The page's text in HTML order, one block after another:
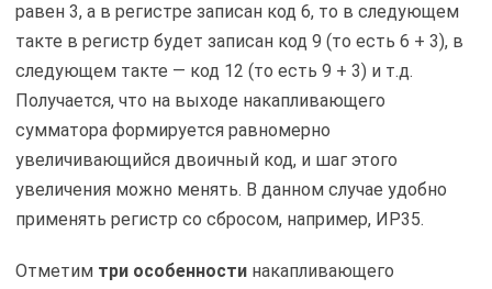
равен 3, а в регистре записан код 6, то в следующем
такте в регистр будет записан код 9 (то есть 6 + 3), в
следующем такте — код 12 (то есть 9 + 3) и т.д.
Получается, что на выходе накапливающего
сумматора формируется равномерно
увеличивающийся двоичный код, и шаг этого
увеличения можно менять. В данном случае удобно
применять регистр со сбросом, например, ИР35.
Отметим три особенности накапливающего